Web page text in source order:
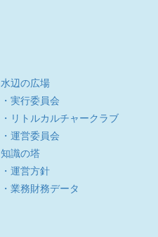
水辺の広場
・実行委員会
・リトルカルチャークラブ
・運営委員会
知識の塔
・運営方針
・業務財務データ